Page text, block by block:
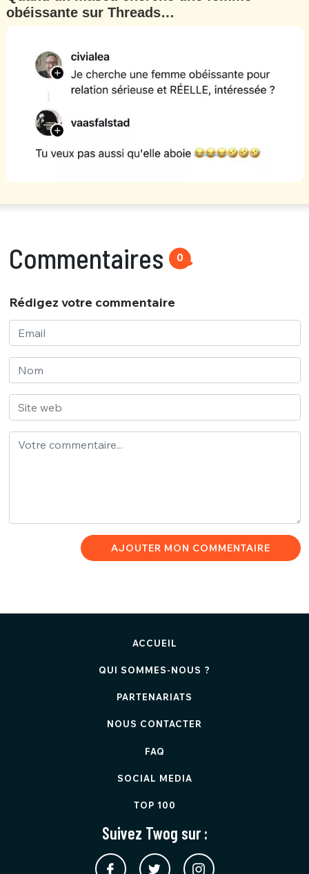
obéissante sur Threads…
Commentaires 0
Rédigez votre commentaire
AJOUTER MON COMMENTAIRE
ACCUEIL
QUI SOMMES-NOUS ?
PARTENARIATS
NOUS CONTACTER
FAQ
SOCIAL MEDIA
TOP 100
Suivez Twog sur :